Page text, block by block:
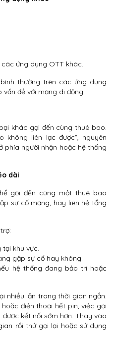
ứng dụng OTT khác.
thường trên các ứng dụng
đề với mạng di động.
khác gọi đến cùng thuê bao.
không liên lạc được”, nguyên
phía người nhận hoặc hệ thống
dài
gọi đến cùng một thuê bao
sự cố mạng, hãy liên hệ tổng
khu vực.
gặp sự cố hay không.
hệ thống đang bảo trì hoặc
nhiều lần trong thời gian ngắn.
điện thoại hết pin, việc gọi
kết nối sớm hơn. Thay vào
rồi thử gọi lại hoặc sử dụng